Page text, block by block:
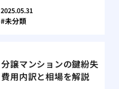
2025.05.31
未分類
分譲マンションの鍵紛失
費用内訳と相場を解説